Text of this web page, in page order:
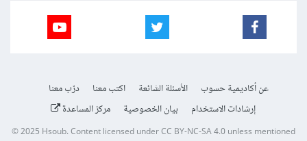
عن أكاديمية حسوب الأسئلة الشائعة اكتب معنا
درّب معنا
إرشادات الاستخدام
بيان الخصوصية مركز المساعدة
© 2025Hsoub.Content licensed underCC BY-NC-SA 4.0unless mentioned